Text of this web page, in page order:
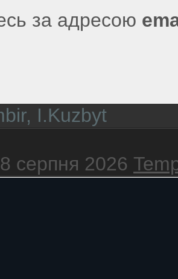
за адресою
I.Kuzbyt
серпня 2026